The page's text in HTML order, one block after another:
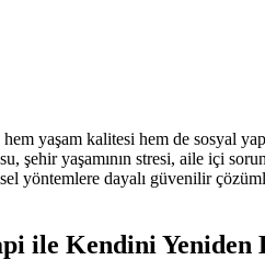
yaşam kalitesi hem de sosyal
şehir yaşamının stresi, aile içi
yöntemlere dayalı güvenilir
ile Kendini Yeniden